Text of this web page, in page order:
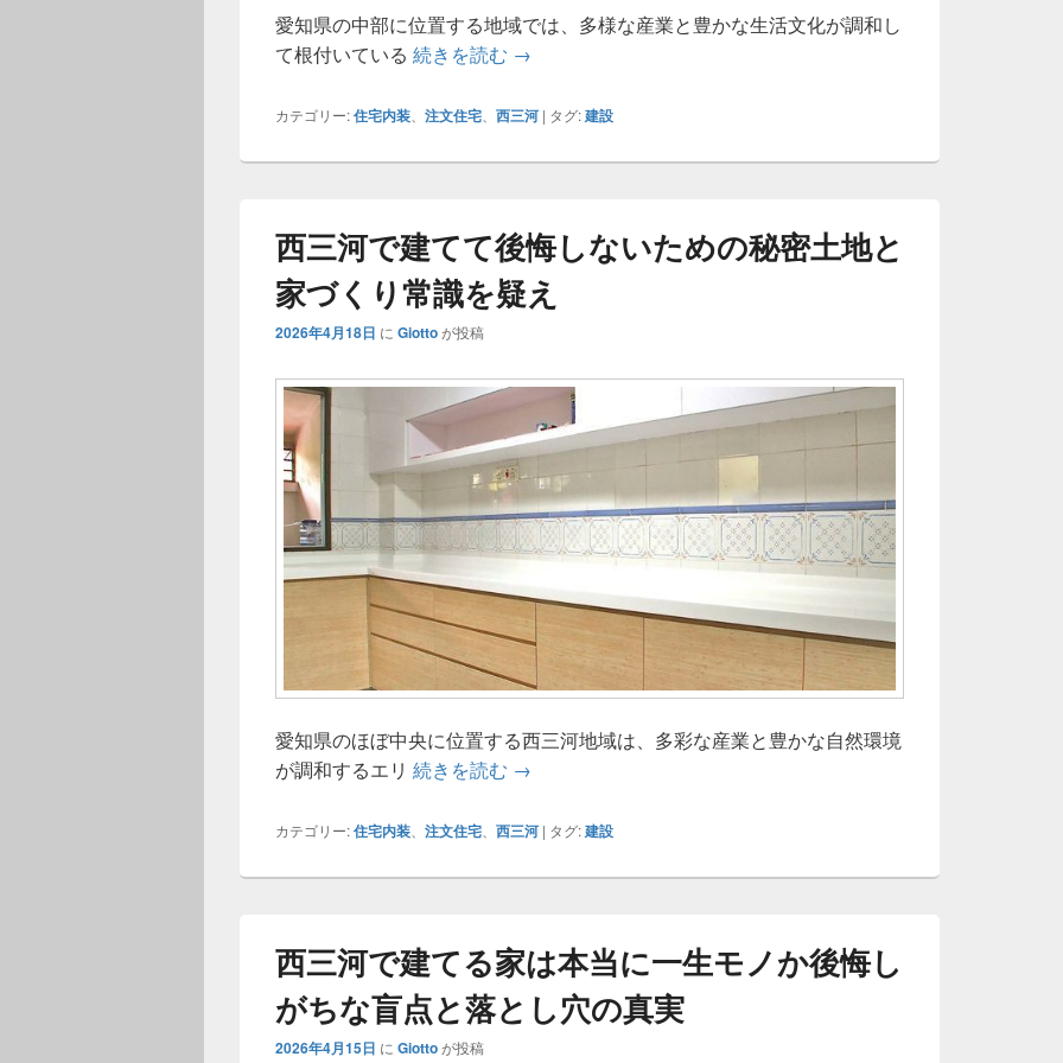
愛知県の中部に位置する地域では、多様な産業と豊かな生活文化が調和し
て根付いている 続きを読む 西三河で当たり前の家はもう時代遅れ進化系注文住宅だけが家族
→
カテゴリー:住宅内装 注文住宅 西三河 | タグ:建設
西三河で建てて後悔しないための秘密土地と
家づくり常識を疑え
2026年4月18日 に Giottoが投稿
愛知県のほぼ中央に位置する西三河地域は、多彩な産業と豊かな自然環境
が調和するエリ 続きを読む 西三河で建てて後悔しないための秘密土地と家づくり常識を疑え
→
カテゴリー:住宅内装 注文住宅 西三河 | タグ:建設
西三河で建てる家は本当に一生モノか後悔し
がちな盲点と落とし穴の真実
2026年4月15日 に Giottoが投稿